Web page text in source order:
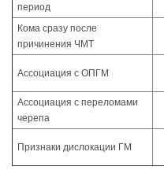
период
Кома сразу после
причинения ЧМТ
Ассоциация с ОПГМ
Ассоциация с переломами
черепа
Признаки дислокации ГМ